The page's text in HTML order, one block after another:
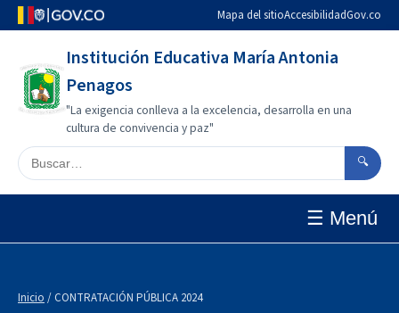
Mapa del sitioAccesibilidadGov.co
Institución Educativa María Antonia
Penagos
"La exigencia conlleva a la excelencia, desarrolla en una
cultura de convivencia y paz"
Buscar en el sitio 🔍
☰ Menú
Inicio / CONTRATACIÓN PÚBLICA 2024